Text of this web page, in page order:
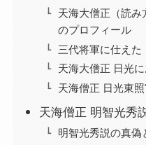
天海大僧正（読み
のプロフィール
三代将軍に仕えた
天海大僧正 日光
天海僧正 日光東
天海僧正 明智光秀
明智光秀説の真偽